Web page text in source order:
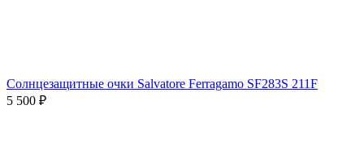
Солнцезащитные очки Salvatore Ferragamo SF283S 211F
5 500 ₽